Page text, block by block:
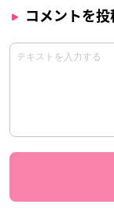
コメントを投